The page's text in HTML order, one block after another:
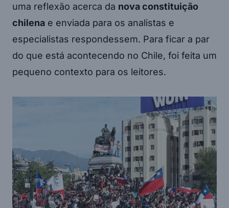
uma reflexão acerca da nova constituição
chilena e enviada para os analistas e
especialistas respondessem. Para ficar a par
do que está acontecendo no Chile, foi feita um
pequeno contexto para os leitores.